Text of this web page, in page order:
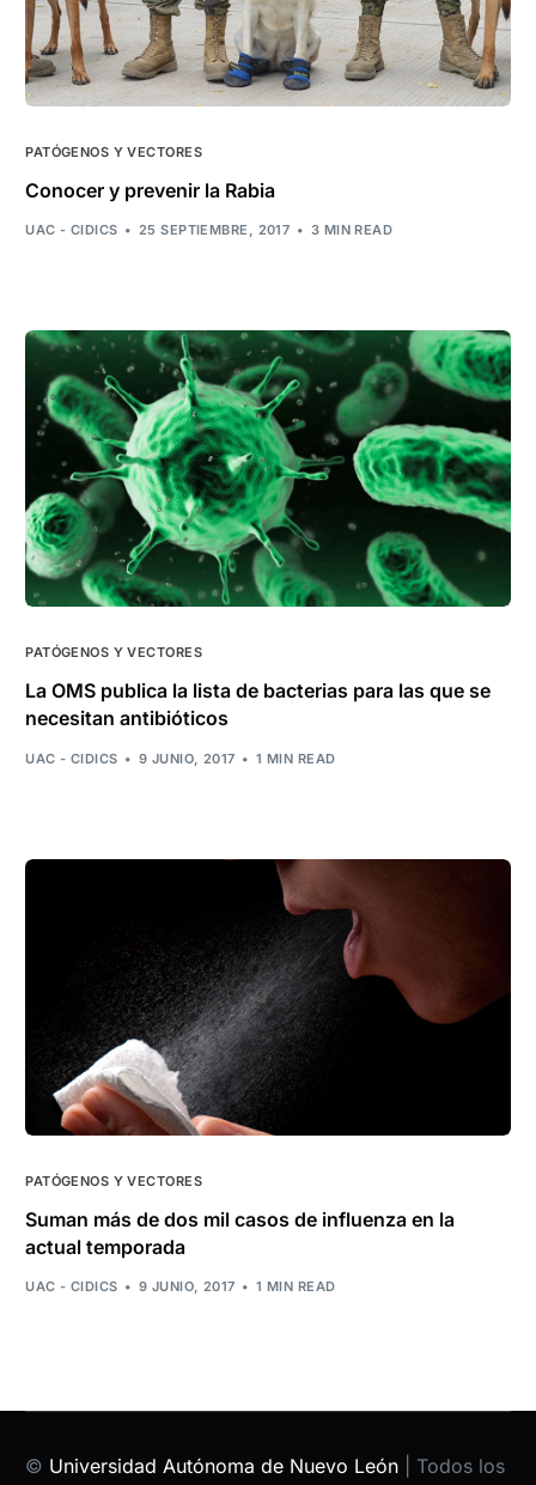
PATÓGENOS Y VECTORES
Conocer y prevenir la Rabia
UAC - CIDICS 25 SEPTIEMBRE, 2017 3 MIN READ
PATÓGENOS Y VECTORES
La OMS publica la lista de bacterias para las que se
necesitan antibióticos
UAC - CIDICS 9 JUNIO, 2017 1 MIN READ
PATÓGENOS Y VECTORES
Suman más de dos mil casos de influenza en la
actual temporada
UAC - CIDICS 9 JUNIO, 2017 1 MIN READ
© Universidad Autónoma de Nuevo León | Todos los